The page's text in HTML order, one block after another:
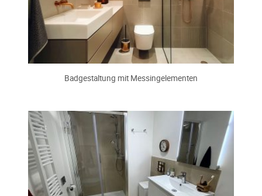
Badgestaltung mit Messingelementen